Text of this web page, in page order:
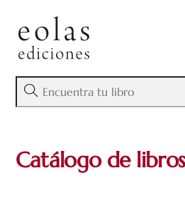
content
Catálogo de